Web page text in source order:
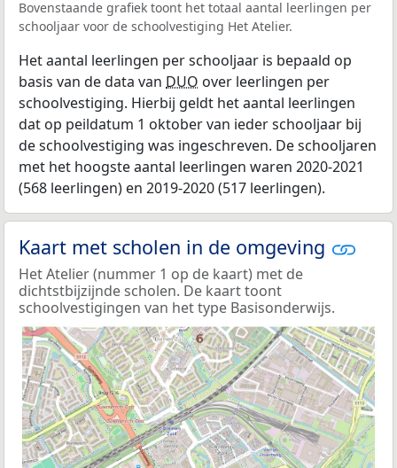
Bovenstaande grafiek toont het totaal aantal leerlingen per
schooljaar voor de schoolvestiging Het Atelier.
Het aantal leerlingen per schooljaar is bepaald op
basis van de data van DUO over leerlingen per
schoolvestiging. Hierbij geldt het aantal leerlingen
dat op peildatum 1 oktober van ieder schooljaar bij
de schoolvestiging was ingeschreven. De schooljaren
met het hoogste aantal leerlingen waren 2020-2021
(568 leerlingen) en 2019-2020 (517 leerlingen).
Kaart met scholen in de omgeving
Het Atelier (nummer 1 op de kaart) met de
dichtstbijzijnde scholen. De kaart toont
schoolvestigingen van het type Basisonderwijs.